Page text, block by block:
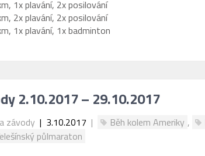
1x plavání, 2x posilování
2x plavání, 2x posilování
1x plavání, 1x badminton
2.10.2017 – 29.10.2017
závody | 3.10.2017 | Běh kolem Ameriky ,
půlmaraton